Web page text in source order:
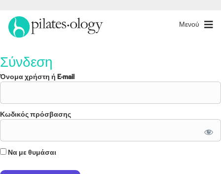
Μενού
Σύνδεση
Όνομα χρήστη ή E-mail
Κωδικός πρόσβασης
Να με θυμάσαι